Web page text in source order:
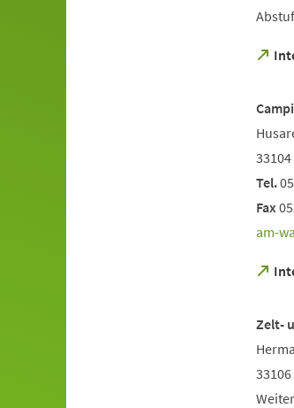
neuen
Tab)
Tel.
Fax
am-
neuen
Tab)
Zelt-